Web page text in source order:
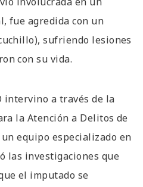
fue agredida con un
sufriendo lesiones
con su vida.
intervino a través de la
la Atención a Delitos de
equipo especializado en
las investigaciones que
el imputado se